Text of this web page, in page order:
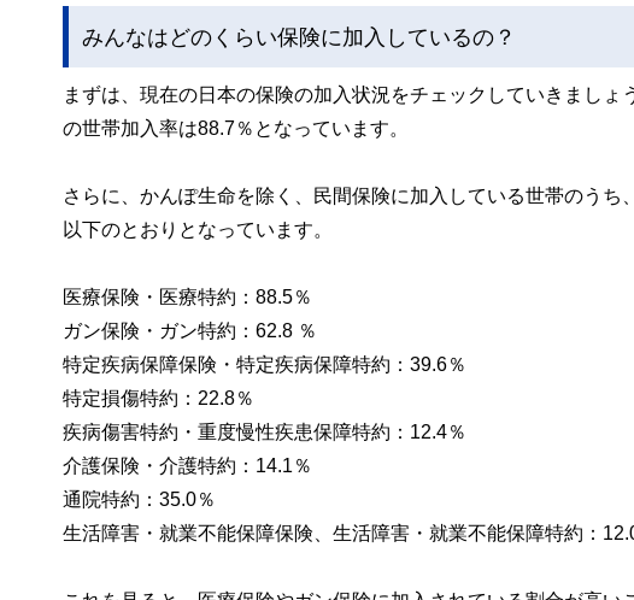
みんなはどのくらい保険に加入しているの？
まずは、現在の日本の保険の加入状況をチェックしていきまし
の世帯加入率は88.7％となっています。
さらに、かんぽ生命を除く、民間保険に加入している世帯のうち
以下のとおりとなっています。
医療保険・医療特約：88.5％
ガン保険・ガン特約：62.8 ％
特定疾病保障保険・特定疾病保障特約：39.6％
特定損傷特約：22.8％
疾病傷害特約・重度慢性疾患保障特約：12.4％
介護保険・介護特約：14.1％
通院特約：35.0％
生活障害・就業不能保障保険、生活障害・就業不能保障特約：